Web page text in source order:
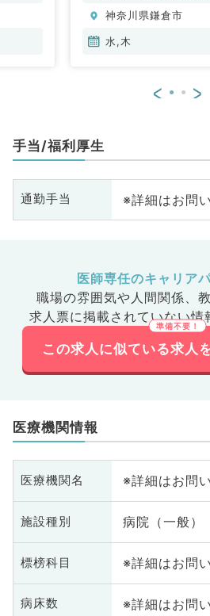
内科、血液内科、膠
神奈川県鎌倉市
水,木
< >
手当/福利厚生
通勤手当 ※詳細はお問
医師専任のキャリア
職場の雰囲気や人間関係、
求人票に掲載されていない情
この求人に似ている求人
医療機関情報
医療機関名 ※詳細はお問
施設種別 病院（一般）
標榜科目 ※詳細はお問
病床数 ※詳細はお問